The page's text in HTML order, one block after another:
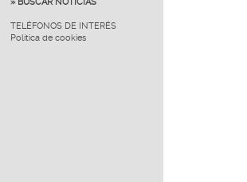
TELÉFONOS DE INTERÉS
Política de cookies